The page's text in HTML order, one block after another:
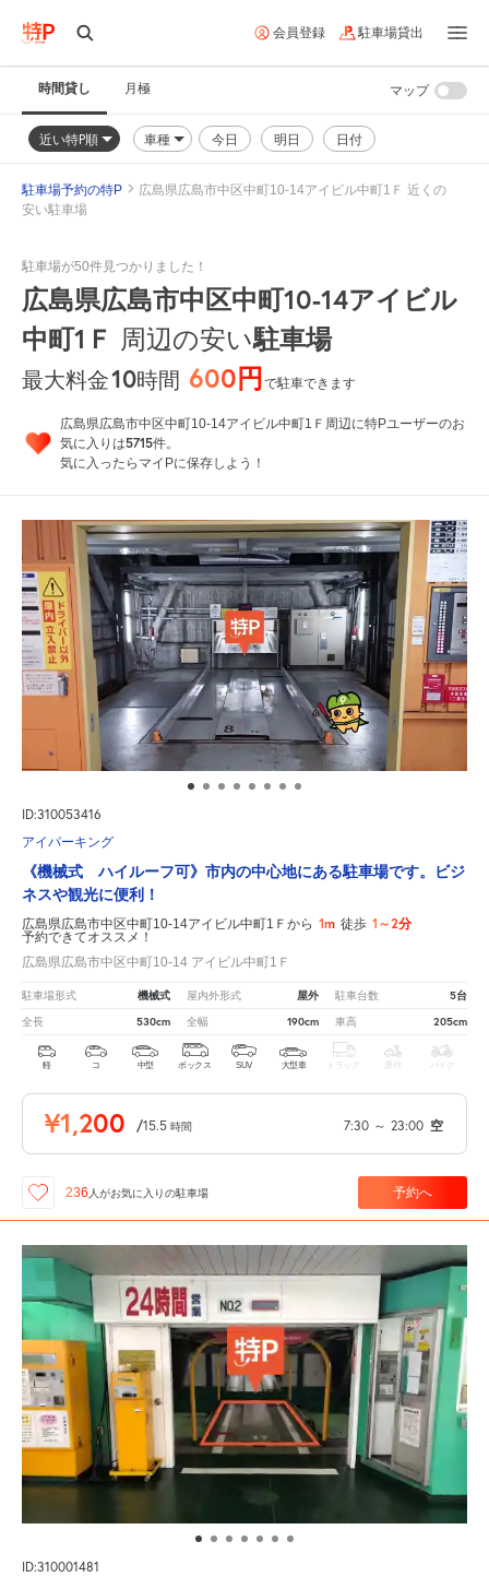
会員登録 駐車場貸出
時間貸し 月極
近い特P順 車種 今日 明日 日付
マップ
駐車場予約の特P
広島県広島市中区中町10-14アイビル中町1Ｆ 近くの
安い駐車場
駐車場が50件見つかりました！
広島県広島市中区中町10-14アイビル
中町1Ｆ 周辺の安い駐車場
最大料金10時間 600円で駐車できます
広島県広島市中区中町10-14アイビル中町1Ｆ周辺に特Pユーザーのお
気に入りは5715件。
気に入ったらマイPに保存しよう！
ID:310053416
アイパーキング
《機械式 ハイルーフ可》市内の中心地にある駐車場です。ビジ
ネスや観光に便利！
広島県広島市中区中町10-14アイビル中町1Ｆから 1m 徒歩 1～2分
予約できてオススメ！
広島県広島市中区中町10-14 アイビル中町1Ｆ
駐車場形式 機械式 屋内外形式 屋外 駐車台数 5台
全長 530cm 全幅 190cm 車高 205cm
軽 コ 中型 ボックス SUV 大型車 トラック 原付 バイク
¥1,200 /15.5 時間 7:30 ～ 23:00 空
236 人がお気に入りの駐車場 予約へ
ID:310001481